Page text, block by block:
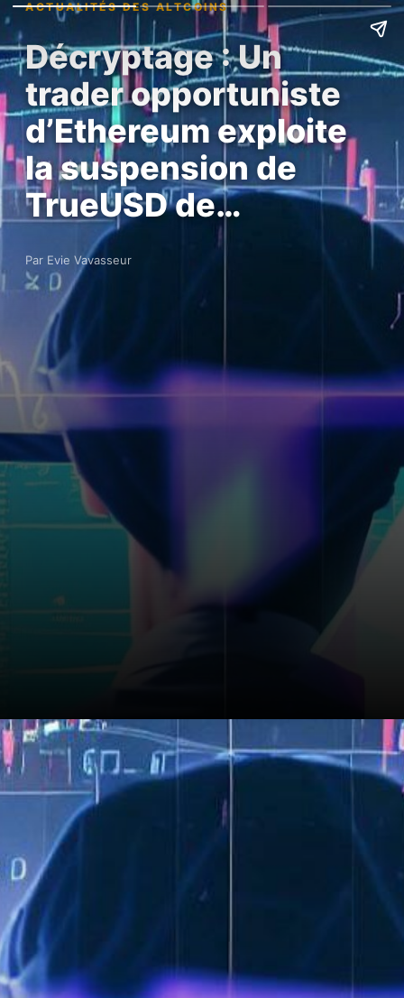
ACTUALITÉS DES ALTCOINS
Décryptage : Un
trader opportuniste
d’Ethereum exploite
la suspension de
TrueUSD de…
Par Evie Vavasseur